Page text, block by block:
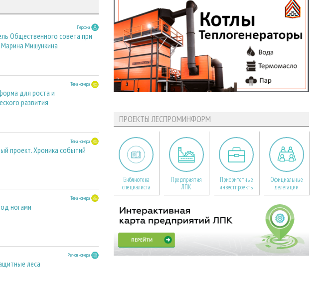
Персона
Общественного совета при
Мишункина
Тема номера
для роста и
развития
Тема номера
проект. Хроника событий
Тема номера
ногами
Регион номера
леса
ПРОЕКТЫ ЛЕСПРОМИНФОРМ
Библиотека
специалиста
Предприятия
ЛПК
Приоритетные
инвестпроекты
Официальные
делегации